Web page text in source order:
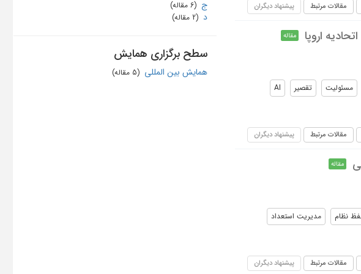
مقالات مرتبط پیشنهاد دیگران
اروپا مقاله
مسئولیت تقصیر
AI
مقالات مرتبط پیشنهاد دیگران
مقاله
نظام
مدیریت استعداد
مقالات مرتبط پیشنهاد دیگران
ج ‏ (6 مقاله)
د ‏ (2 مقاله)
سطح برگزاری همایش
همایش بین المللی ‏ (5 مقاله)